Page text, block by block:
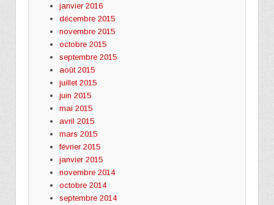
janvier 2016
décembre 2015
novembre 2015
octobre 2015
septembre 2015
août 2015
juillet 2015
juin 2015
mai 2015
avril 2015
mars 2015
février 2015
janvier 2015
novembre 2014
octobre 2014
septembre 2014